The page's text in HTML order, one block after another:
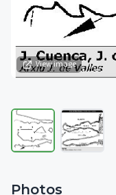
View image
Photos